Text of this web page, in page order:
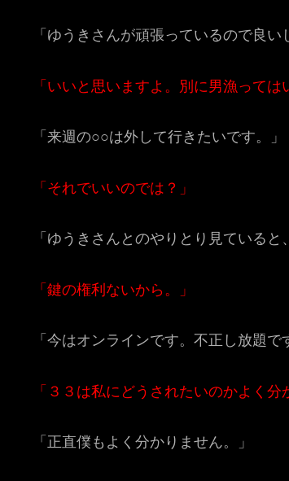
「ゆうきさんが頑張っているので良い
「いいと思いますよ。別に男漁っては
「来週の○○は外して行きたいです。」
「それでいいのでは？」
「ゆうきさんとのやりとり見ている
「鍵の権利ないから。」
「今はオンラインです。不正し放題で
「３３は私にどうされたいのかよく分
「正直僕もよく分かりません。」